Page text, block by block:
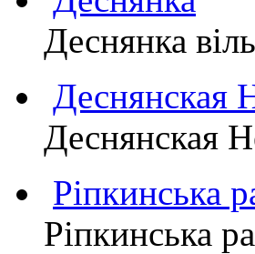
Деснянка
Деснянская
Деснянская
Ріпкинська